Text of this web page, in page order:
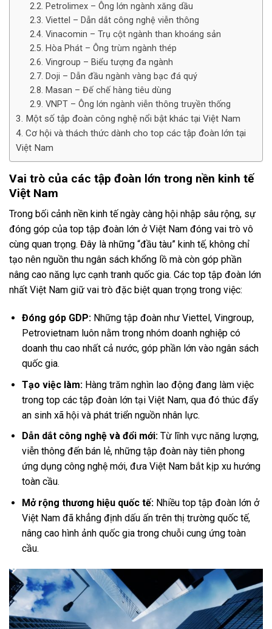
Petrolimex – Ông lớn ngành xăng dầu
Viettel – Dẫn dắt công nghệ viễn thông
Vinacomin – Trụ cột ngành than khoáng sản
Hòa Phát – Ông trùm ngành thép
Vingroup – Biểu tượng đa ngành
Doji – Dẫn đầu ngành vàng bạc đá quý
Masan – Đế chế hàng tiêu dùng
VNPT – Ông lớn ngành viễn thông truyền thống
Một số tập đoàn công nghệ nổi bật khác tại Việt Nam
Cơ hội và thách thức dành cho top các tập đoàn lớn tại
Việt Nam
Vai trò của các tập đoàn lớn trong nền kinh tế
Việt Nam
Trong bối cảnh nền kinh tế ngày càng hội nhập sâu rộng, sự
đóng góp của top tập đoàn lớn ở Việt Nam đóng vai trò vô
cùng quan trọng. Đây là những “đầu tàu” kinh tế, không chỉ
tạo nên nguồn thu ngân sách khổng lồ mà còn góp phần
nâng cao năng lực cạnh tranh quốc gia. Các top tập đoàn lớn
nhất Việt Nam giữ vai trò đặc biệt quan trọng trong việc:
Đóng góp GDP:Những tập đoàn như Viettel, Vingroup,
Petrovietnam luôn nằm trong nhóm doanh nghiệp có
doanh thu cao nhất cả nước, góp phần lớn vào ngân sách
quốc gia.
Tạo việc làm:Hàng trăm nghìn lao động đang làm việc
trong top các tập đoàn lớn tại Việt Nam, qua đó thúc đẩy
an sinh xã hội và phát triển nguồn nhân lực.
Dẫn dắt công nghệ và đổi mới:Từ lĩnh vực năng lượng,
viễn thông đến bán lẻ, những tập đoàn này tiên phong
ứng dụng công nghệ mới, đưa Việt Nam bắt kịp xu hướng
toàn cầu.
Mở rộng thương hiệu quốc tế:Nhiều top tập đoàn lớn ở
Việt Nam đã khẳng định dấu ấn trên thị trường quốc tế,
nâng cao hình ảnh quốc gia trong chuỗi cung ứng toàn
cầu.